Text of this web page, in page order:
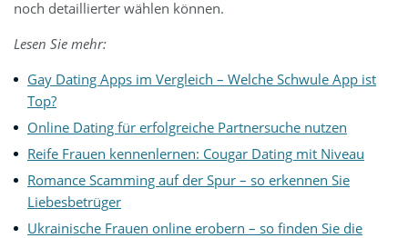
noch detaillierter wählen können.
Lesen Sie mehr:
Gay Dating Apps im Vergleich – Welche Schwule App ist
Top?
Online Dating für erfolgreiche Partnersuche nutzen
Reife Frauen kennenlernen: Cougar Dating mit Niveau
Romance Scamming auf der Spur – so erkennen Sie
Liebesbetrüger
Ukrainische Frauen online erobern – so finden Sie die